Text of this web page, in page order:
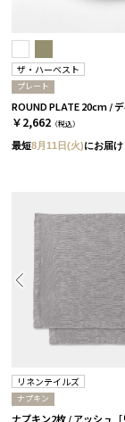
ザ・ハーベスト
プレート
￥2,662 （税込）
最短8月11日(火)にお届け
リネンテイルズ
ナプキン